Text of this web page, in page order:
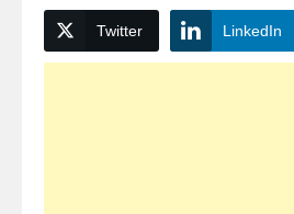
Twitter LinkedIn